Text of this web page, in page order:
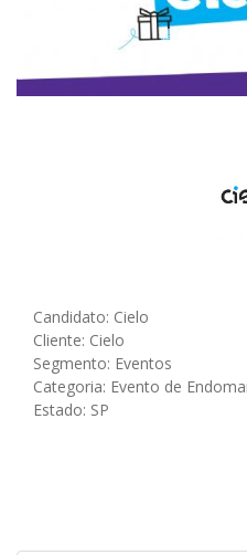
Candidato: Cielo
Cliente: Cielo
Segmento: Eventos
Categoria: Evento de
Estado: SP